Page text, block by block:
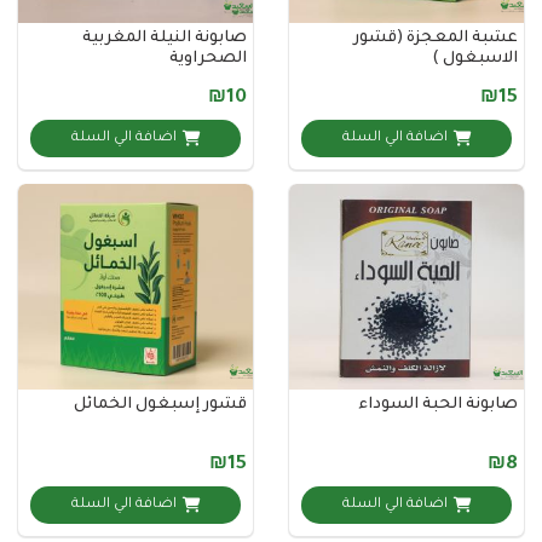
المعجزة (قشور
)
اضافة الي السلة
صابونة النيلة المغربية
الصحراوية
اضافة الي السلة
الحبة السوداء
اضافة الي السلة
قشور إسبغول الخمائل
اضافة الي السلة